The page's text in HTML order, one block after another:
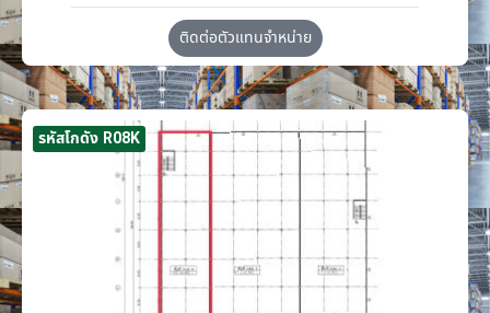
ติดต่อตัวแทนจำหน่าย
รหัสโกดัง R08K